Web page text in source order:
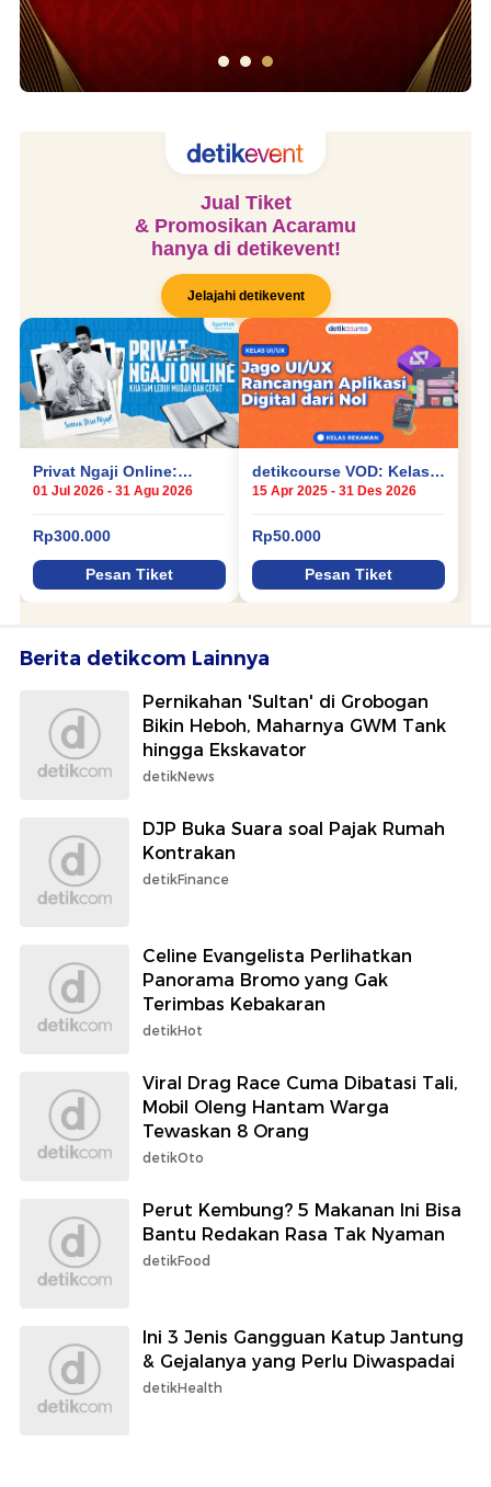
Berita detikcom Lainnya
Pernikahan 'Sultan' di Grobogan
Bikin Heboh, Maharnya GWM Tank
hingga Ekskavator
detikNews
DJP Buka Suara soal Pajak Rumah
Kontrakan
detikFinance
Celine Evangelista Perlihatkan
Panorama Bromo yang Gak
Terimbas Kebakaran
detikHot
Viral Drag Race Cuma Dibatasi Tali,
Mobil Oleng Hantam Warga
Tewaskan 8 Orang
detikOto
Perut Kembung? 5 Makanan Ini Bisa
Bantu Redakan Rasa Tak Nyaman
detikFood
Ini 3 Jenis Gangguan Katup Jantung
& Gejalanya yang Perlu Diwaspadai
detikHealth